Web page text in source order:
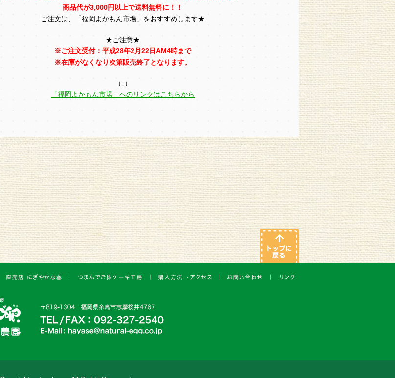
商品代が3,000円以上で送料無料に！！
ご注文は、「福岡よかもん市場」をおすすめします★
★ご注意★
※ご注文受付：平成28年2月22日AM4時まで
※在庫がなくなり次第販売終了となります。
↓↓↓
「福岡よかもん市場」へのリンクはこちらから